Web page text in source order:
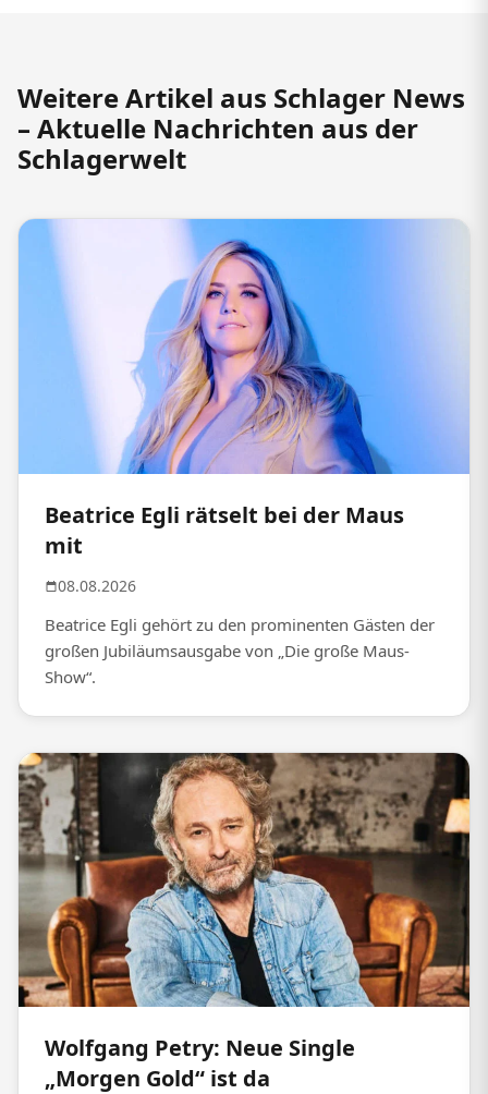
Weitere Artikel aus Schlager News
– Aktuelle Nachrichten aus der
Schlagerwelt
Beatrice Egli rätselt bei der Maus
mit
08.08.2026
Beatrice Egli gehört zu den prominenten Gästen der
großen Jubiläumsausgabe von „Die große Maus-
Show“.
Wolfgang Petry: Neue Single
„Morgen Gold“ ist da